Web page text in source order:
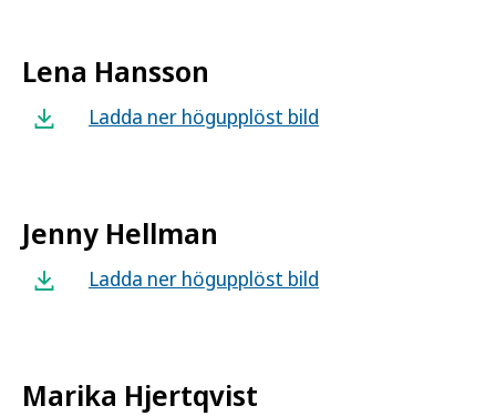
Lena Hansson
Ladda ner högupplöst bild
Jenny Hellman
Ladda ner högupplöst bild
Marika Hjertqvist